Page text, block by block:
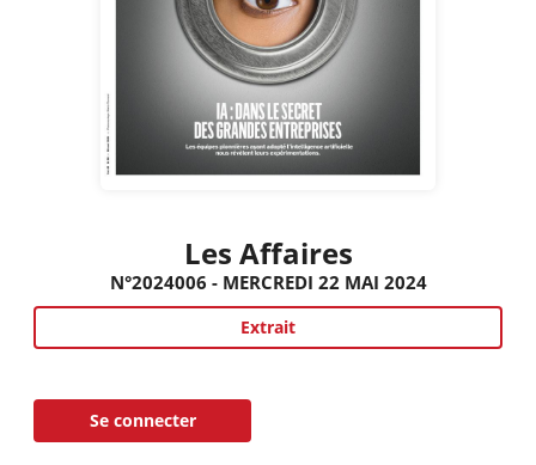
Les Affaires
N°2024006 - MERCREDI 22 MAI 2024
Extrait
Se connecter